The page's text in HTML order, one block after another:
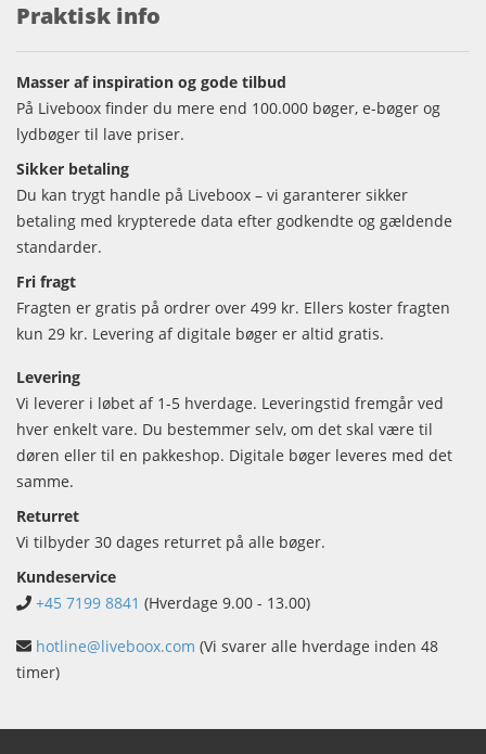
Praktisk info
Masser af inspiration og gode tilbud
På Liveboox finder du mere end 100.000 bøger, e-bøger og
lydbøger til lave priser.
Sikker betaling
Du kan trygt handle på Liveboox – vi garanterer sikker
betaling med krypterede data efter godkendte og gældende
standarder.
Fri fragt
Fragten er gratis på ordrer over 499 kr. Ellers koster fragten
kun 29 kr. Levering af digitale bøger er altid gratis.
Levering
Vi leverer i løbet af 1-5 hverdage. Leveringstid fremgår ved
hver enkelt vare. Du bestemmer selv, om det skal være til
døren eller til en pakkeshop. Digitale bøger leveres med det
samme.
Returret
Vi tilbyder 30 dages returret på alle bøger.
Kundeservice
+45 7199 8841 (Hverdage 9.00 - 13.00)
hotline@liveboox.com (Vi svarer alle hverdage inden 48
timer)